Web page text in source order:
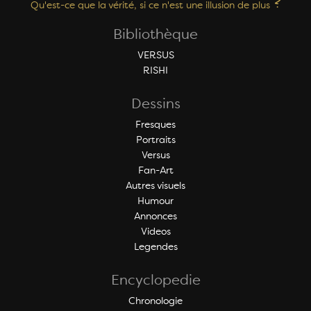
Qu'est-ce que la vérité, si ce n'est une illusion de plus
Bibliothèque
VERSUS
RISHI
Dessins
Fresques
Portraits
Versus
Fan-Art
Autres visuels
Humour
Annonces
Videos
Legendes
Encyclopedie
Chronologie